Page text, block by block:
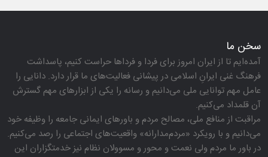
سخن ما
آمده‌ایم تا از ایران امروز برای فردا و فرداها حراست كنیم، پاسداشت
فرهنگ غنی ایرانِ اسلامی در پیشانی فعالیت‌های ما قرار دارد. دانایی را
عامل مهم توانایی ملی می‌دانیم و رسانه را یكی از ابزارهای مهم گسترش
آن قلمداد می‌كنیم.
مراقبت از منافع ملی، مصالح مردم و باورهای ایمانی جامعه را وظیفه خود
می‌دانیم و با رویكرد «مردم‌مدارانه‌» واقعیت‌های اجتماعی را رصد می‌كنیم.
در باور ما مردم ولی نعمت و محور و مسوولان نظام نیز خدمتگزاران این